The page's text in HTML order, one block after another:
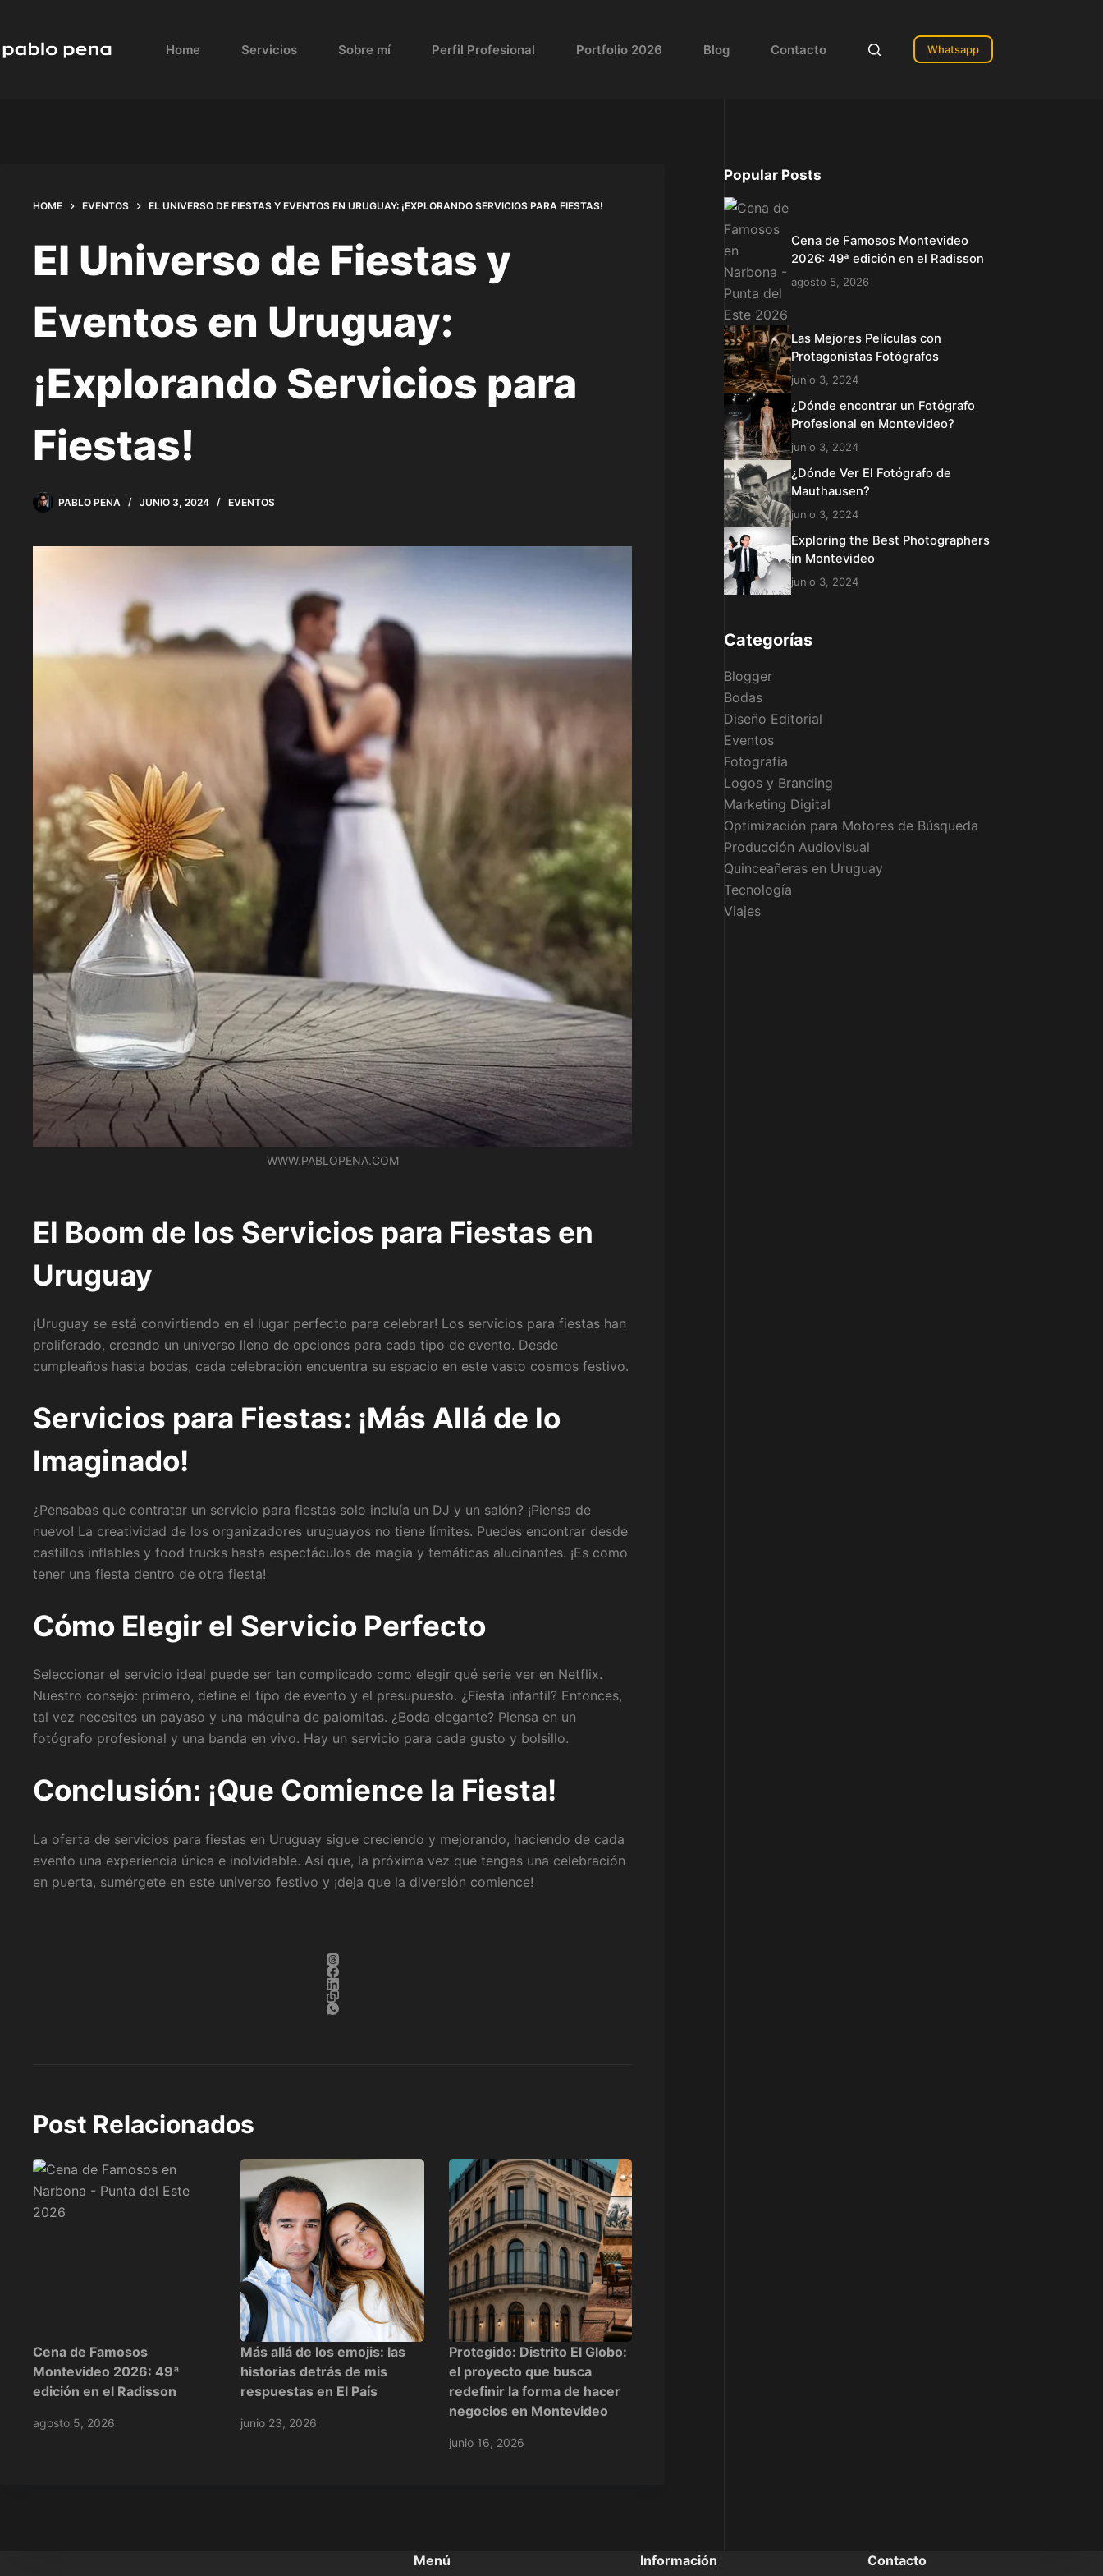
content
Home Servicios Sobre mí Perfil Profesional Portfolio 2026 Blog Contacto Whatsapp
HOME EVENTOS EL UNIVERSO DE FIESTAS Y EVENTOS EN URUGUAY: ¡EXPLORANDO SERVICIOS PARA FIESTAS!
El Universo de Fiestas y
Eventos en Uruguay:
¡Explorando Servicios para
Fiestas!
PABLO PENA JUNIO 3, 2024 EVENTOS
WWW.PABLOPENA.COM
El Boom de los Servicios para Fiestas en
Uruguay
¡Uruguay se está convirtiendo en el lugar perfecto para celebrar! Los servicios para fiestas han
proliferado, creando un universo lleno de opciones para cada tipo de evento. Desde
cumpleaños hasta bodas, cada celebración encuentra su espacio en este vasto cosmos festivo.
Servicios para Fiestas: ¡Más Allá de lo
Imaginado!
¿Pensabas que contratar un servicio para fiestas solo incluía un DJ y un salón? ¡Piensa de
nuevo! La creatividad de los organizadores uruguayos no tiene límites. Puedes encontrar desde
castillos inflables y food trucks hasta espectáculos de magia y temáticas alucinantes. ¡Es como
tener una fiesta dentro de otra fiesta!
Cómo Elegir el Servicio Perfecto
Seleccionar el servicio ideal puede ser tan complicado como elegir qué serie ver en Netflix.
Nuestro consejo: primero, define el tipo de evento y el presupuesto. ¿Fiesta infantil? Entonces,
tal vez necesites un payaso y una máquina de palomitas. ¿Boda elegante? Piensa en un
fotógrafo profesional y una banda en vivo. Hay un servicio para cada gusto y bolsillo.
Conclusión: ¡Que Comience la Fiesta!
La oferta de servicios para fiestas en Uruguay sigue creciendo y mejorando, haciendo de cada
evento una experiencia única e inolvidable. Así que, la próxima vez que tengas una celebración
en puerta, sumérgete en este universo festivo y ¡deja que la diversión comience!
Post Relacionados
Cena de Famosos
Montevideo 2026: 49ª
edición en el Radisson
agosto 5, 2026
Más allá de los emojis: las
historias detrás de mis
respuestas en El País
junio 23, 2026
Protegido: Distrito El Globo:
el proyecto que busca
redefinir la forma de hacer
negocios en Montevideo
junio 16, 2026
Popular Posts
Cena de Famosos Montevideo
2026: 49ª edición en el Radisson
agosto 5, 2026
Las Mejores Películas con
Protagonistas Fotógrafos
junio 3, 2024
¿Dónde encontrar un Fotógrafo
Profesional en Montevideo?
junio 3, 2024
¿Dónde Ver El Fotógrafo de
Mauthausen?
junio 3, 2024
Exploring the Best Photographers
in Montevideo
junio 3, 2024
Categorías
Blogger
Bodas
Diseño Editorial
Eventos
Fotografía
Logos y Branding
Marketing Digital
Optimización para Motores de Búsqueda
Producción Audiovisual
Quinceañeras en Uruguay
Tecnología
Viajes
Menú Información Contacto